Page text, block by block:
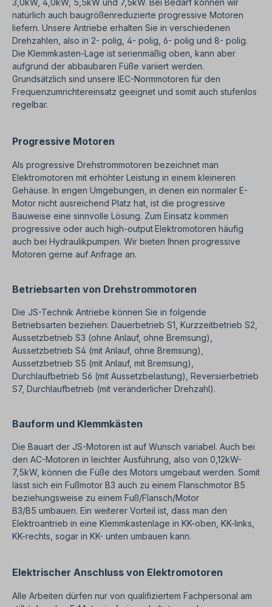
3,0kW, 4,0kW, 5,5kW und 7,5kW. Bei Bedarf können wir
natürlich auch baugrößenreduzierte progressive Motoren
liefern. Unsere Antriebe erhalten Sie in verschiedenen
Drehzahlen, also in 2- polig, 4- polig, 6- polig und 8- polig.
Die Klemmkasten-Lage ist serienmäßig oben, kann aber
aufgrund der abbaubaren Füße variiert werden.
Grundsätzlich sind unsere IEC-Normmotoren für den
Frequenzumrichtereinsatz geeignet und somit auch stufenlos
regelbar.
Progressive Motoren
Als progressive Drehstrommotoren bezeichnet man
Elektromotoren mit erhöhter Leistung in einem kleineren
Gehäuse. In engen Umgebungen, in denen ein normaler E-
Motor nicht ausreichend Platz hat, ist die progressive
Bauweise eine sinnvolle Lösung. Zum Einsatz kommen
progressive oder auch high-outputElektromotoren häufig
auch bei Hydraulikpumpen. Wir bieten Ihnen progressive
Motoren gerne auf Anfrage an.
Betriebsarten von Drehstrommotoren
Die JS-Technik Antriebe können Sie in folgende
Betriebsarten beziehen: Dauerbetrieb S1, Kurzzeitbetrieb S2,
Aussetzbetrieb S3 (ohne Anlauf, ohne Bremsung),
Aussetzbetrieb S4 (mit Anlauf, ohne Bremsung),
Aussetzbetrieb S5 (mit Anlauf, mit Bremsung),
Durchlaufbetrieb S6 (mit Aussetzbelastung), Reversierbetrieb
S7, Durchlaufbetrieb (mit veränderlicher Drehzahl).
Bauform und Klemmkästen
Die Bauart der JS-Motoren ist auf Wunsch variabel. Auch bei
den AC-Motoren in leichter Ausführung, also von 0,12kW-
7,5kW, können die Füße des Motors umgebaut werden. Somit
lässt sich ein Fußmotor B3 auch zu einem Flanschmotor B5
beziehungsweise zu einem Fuß/Flansch/Motor
B3/B5 umbauen. Ein weiterer Vorteil ist, dass man den
Elektroantrieb in eine Klemmkastenlage in KK-oben, KK-links,
KK-rechts, sogar in KK- unten umbauen kann.
Elektrischer Anschluss von Elektromotoren
Alle Arbeiten dürfen nur von qualifiziertem Fachpersonal am